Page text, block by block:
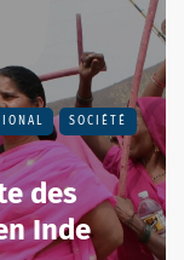
SOCIÉTÉ
des
Inde